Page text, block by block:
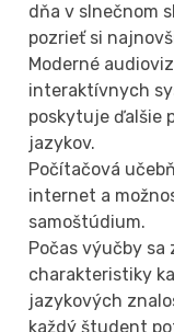
dňa v slnečnom
pozrieť si
Moderné
interaktívnych
poskytuje ďalšie
jazykov.
Počítačová
internet a
samoštúdium.
Počas výučby
charakteristiky
jazykových
každý študent